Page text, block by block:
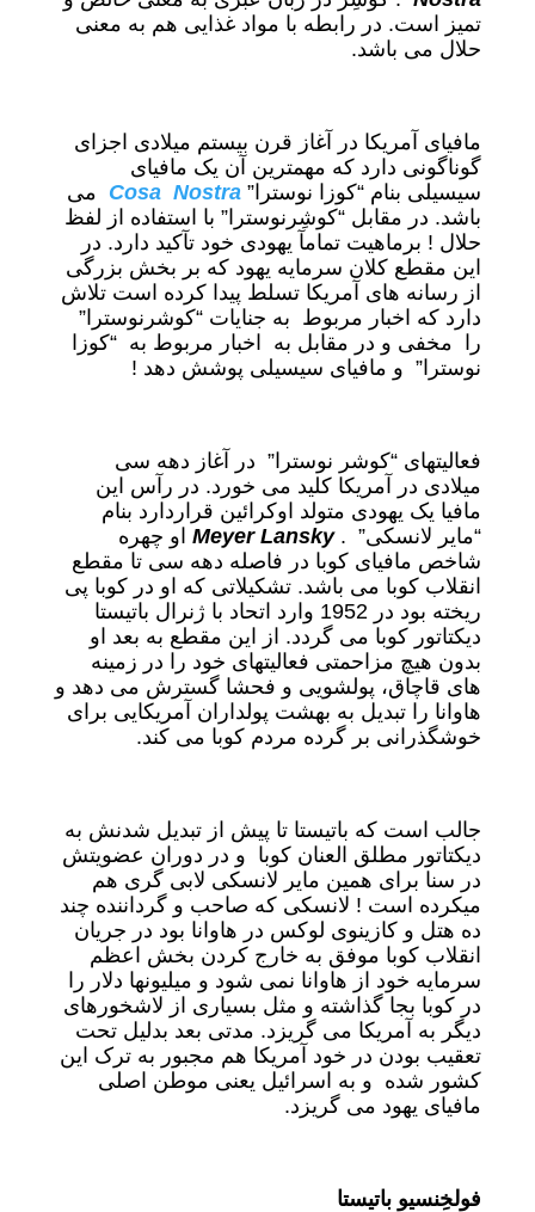
تمیز است. در رابطه با مواد غذایی هم به معنی
حلال می باشد.
مافیای آمریکا در آغاز قرن بیستم میلادی اجزای
گوناگونی دارد که مهمترین آن یک مافیای
سیسیلی بنام “کوزا نوسترا” Cosa Nostra می
باشد. در مقابل “کوشِرنوسترا” با استفاده از لفظ
حلال ! برماهیت تمامآ یهودی خود تآکید دارد. در
این مقطع کلان سرمایه یهود که بر بخش بزرگی
از رسانه های آمریکا تسلط پیدا کرده است تلاش
دارد که اخبار مربوط به جنایات “کوشرنوسترا”
را مخفی و در مقابل به اخبار مربوط به “کوزا
نوسترا” و مافیای سیسیلی پوشش دهد !
فعالیتهای “کوشر نوسترا” در آغاز دهه سی
میلادی در آمریکا کلید می خورد. در رآس این
مافیا یک یهودی متولد اوکرائین قراردارد بنام
“مایر لانسکی” .Meyer Lanskyاو چهره
شاخص مافیای کوبا در فاصله دهه سی تا مقطع
انقلاب کوبا می باشد. تشکیلاتی که او در کوبا پی
ریخته بود در 1952 وارد اتحاد با ژنرال باتیستا
دیکتاتور کوبا می گردد. از این مقطع به بعد او
بدون هیچ مزاحمتی فعالیتهای خود را در زمینه
های قاچاق، پولشویی و فحشا گسترش می دهد و
هاوانا را تبدیل به بهشت پولداران آمریکایی برای
خوشگذرانی بر گرده مردم کوبا می کند.
جالب است که باتیستا تا پیش از تبدیل شدنش به
دیکتاتور مطلق العنان کوبا و در دوران عضویتش
در سنا برای همین مایر لانسکی لابی گری هم
میکرده است ! لانسکی که صاحب و گرداننده چند
ده هتل و کازینوی لوکس در هاوانا بود در جریان
انقلاب کوبا موفق به خارج کردن بخش اعظم
سرمایه خود از هاوانا نمی شود و میلیونها دلار را
در کوبا بجا گذاشته و مثل بسیاری از لاشخورهای
دیگر به آمریکا می گریزد. مدتی بعد بدلیل تحت
تعقیب بودن در خود آمریکا هم مجبور به ترک این
کشور شده و به اسرائیل یعنی موطن اصلی
مافیای یهود می گریزد.
فولخِنسیو باتیستا